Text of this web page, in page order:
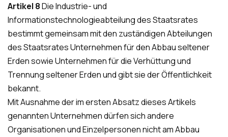
Artikel 8Die Industrie- und
Informationstechnologieabteilung des Staatsrates
bestimmt gemeinsam mit den zuständigen Abteilungen
des Staatsrates Unternehmen für den Abbau seltener
Erden sowie Unternehmen für die Verhüttung und
Trennung seltener Erden und gibt sie der Öffentlichkeit
bekannt.
Mit Ausnahme der im ersten Absatz dieses Artikels
genannten Unternehmen dürfen sich andere
Organisationen und Einzelpersonen nicht am Abbau